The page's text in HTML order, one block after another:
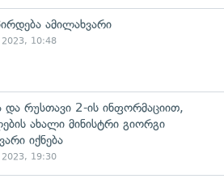
ამილახვარი
2023, 10:48
და რუსთავი 2-ის ინფორმაციით,
ახალი მინისტრი გიორგი
იქნება
2023, 19:30